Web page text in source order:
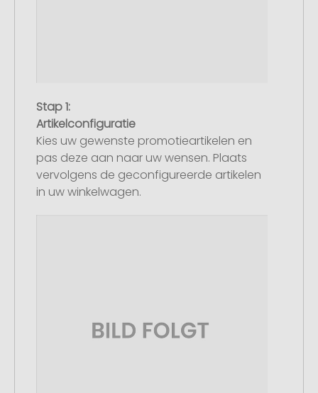
Stap 1:
Artikelconfiguratie
Kies uw gewenste promotieartikelen en
pas deze aan naar uw wensen. Plaats
vervolgens de geconfigureerde artikelen
in uw winkelwagen.